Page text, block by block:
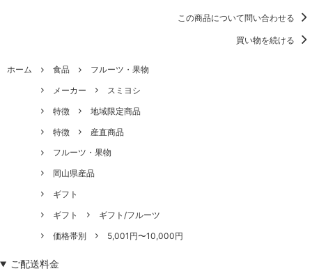
この商品について問い合わせる
買い物を続ける
ホーム 食品
フルーツ・果物
メーカー
スミヨシ
特徴
地域限定商品
特徴
産直商品
フルーツ・果物
岡山県産品
ギフト
ギフト
ギフト/フルーツ
価格帯別
5,001円〜10,000円
ご配送料金